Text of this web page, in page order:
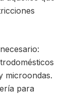
microondas.
para